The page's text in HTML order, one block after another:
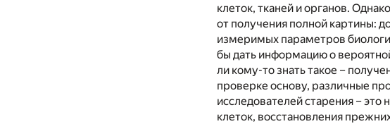
клеток, тканей и органов.
от получения полной картины:
измеримых параметров
бы дать информацию о
ли кому-то знать такое –
проверке основу, различные
исследователей старения –
клеток, восстановления